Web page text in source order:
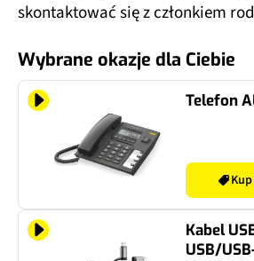
skontaktować się z członkiem
Wybrane okazje dla Ciebie
Telefon
Kabel
USB/